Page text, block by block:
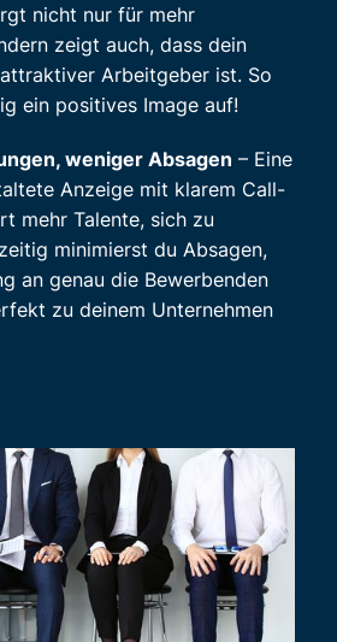
nicht nur für mehr
zeigt auch, dass dein
Arbeitgeber ist. So
ein positives Image auf!
weniger Absagen – Eine
Anzeige mit klarem Call-
mehr Talente, sich zu
minimierst du Absagen,
an genau die Bewerbenden
zu deinem Unternehmen